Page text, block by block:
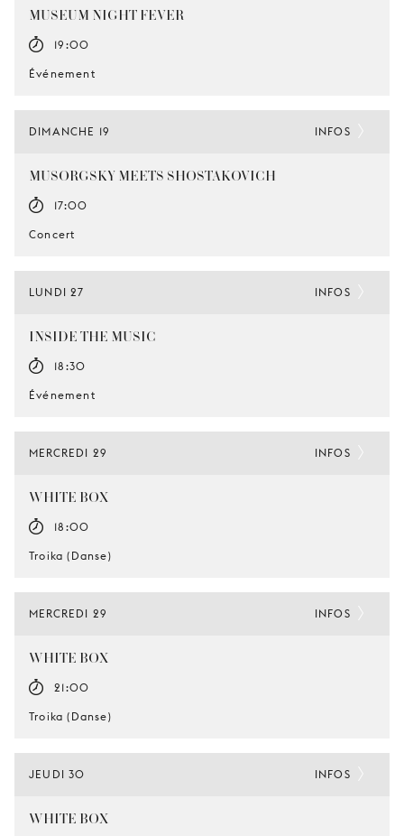
MUSEUM NIGHT FEVER
19:00
Événement
DIMANCHE 19
MUSORGSKY MEETS SHOSTAKOVICH
17:00
Concert
INFOS
LUNDI 27
INSIDE THE MUSIC
18:30
Événement
INFOS
MERCREDI 29
WHITE BOX
18:00
Troika (Danse)
INFOS
MERCREDI 29
WHITE BOX
21:00
Troika (Danse)
INFOS
JEUDI 30
WHITE BOX
INFOS